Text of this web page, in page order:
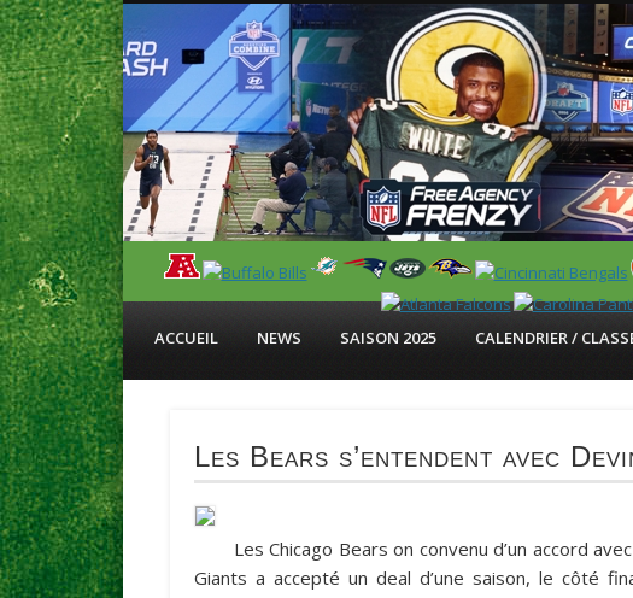
News en français sur la NFL et le Football Américain (Foot US)
ACCUEIL NEWS SAISON 2025 CALENDRIER /
Les Bears s’entendent avec
Les Chicago Bears on convenu d’un accord
Giants a accepté un deal d’une saison, le côté